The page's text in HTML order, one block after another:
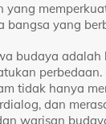
yang
bangsa yang
budaya adalah
tidak hanya
dan
warisan